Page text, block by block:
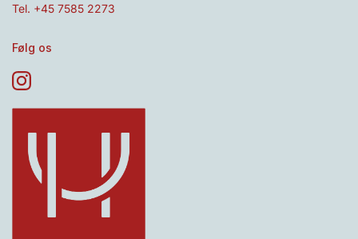
Tel. +45 7585 2273
Følg os